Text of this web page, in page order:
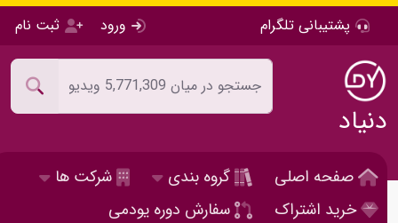
پشتیبانی تلگرام ورود ثبت نام
دنیاد
صفحه اصلی گروه بندی
شرکت ها
خرید اشتراک
سفارش دوره یودمی